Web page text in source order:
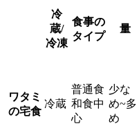
冷
蔵/
冷凍
食事の
タイプ
量
ワタミ
の宅食
冷蔵
普通食
和食中
心
少な
め~多
め